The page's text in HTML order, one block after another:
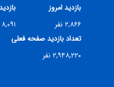
بازدید امروز
۲,۸۶۶ نفر
۸,۰۹۱ نفر
تعداد بازدید صفحه فعلی
۲,۹۴۸,۲۲۰ نفر